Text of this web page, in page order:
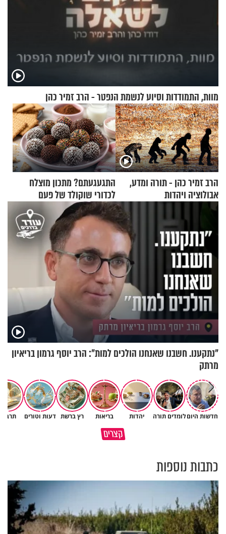
מוות, התמודדות וסיוע לנשמת הנפטר - הרב זמיר כהן
הרב זמיר כהן - תורה ומדע,
אבולוציה ויהדות
התגעגעתם? מתכון מוצלח
לכדורי שוקולד של פעם
"נתקענו. חשבנו שאנחנו הולכים למות": הרב יוסף גרמון בריאיון
מרתק
חדשות היוםלומדים תורה יהדות בריאות רץ ברשת דעות וטורים
קצריםמדוע האמונה נמשלה למלח?
גם ׳הרע׳ זה הרחמים של בורא
כתבות נוספות